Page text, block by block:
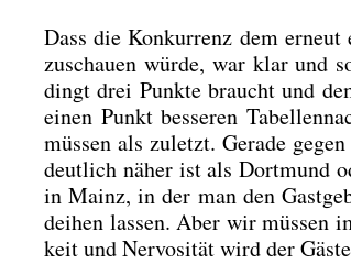
Dass die Kon­kur­renz dem
zuschau­en wür­de, war klar und
dingt drei Punk­te braucht und
einen Punkt bes­se­ren
müs­sen als zuletzt. Gera­de
deut­lich näher ist als Dort­mund
in Mainz, in der man den
dei­hen las­sen. Aber wir müs­sen
keit und Ner­vo­si­tät wird der